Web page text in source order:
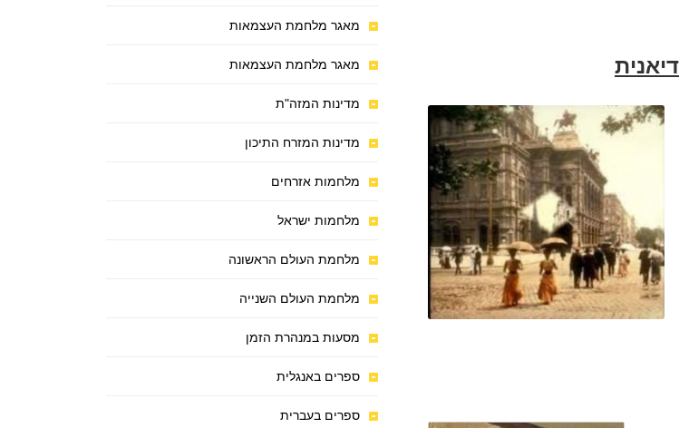
מאגר מלחמת העצמאות
מאגר מלחמת העצמאות
מדינות המזה"ת
מדינות המזרח התיכון
מלחמות אזרחים
מלחמות ישראל
מלחמת העולם הראשונה
מלחמת העולם השנייה
מסעות במנהרת הזמן
ספרים באנגלית
ספרים בעברית